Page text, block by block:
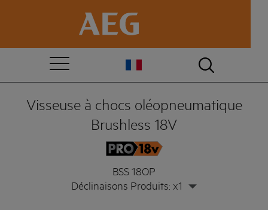
Visseuse à chocs oléopneumatique
Brushless 18V
BSS 18OP
Déclinaisons Produits: x1